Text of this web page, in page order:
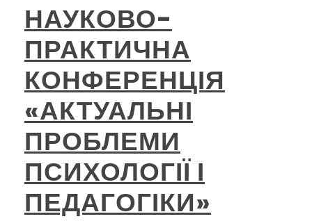
НАУКОВО-
ПРАКТИЧНА
КОНФЕРЕНЦІЯ
«АКТУАЛЬНІ
ПРОБЛЕМИ
ПСИХОЛОГІЇ І
ПЕДАГОГІКИ»